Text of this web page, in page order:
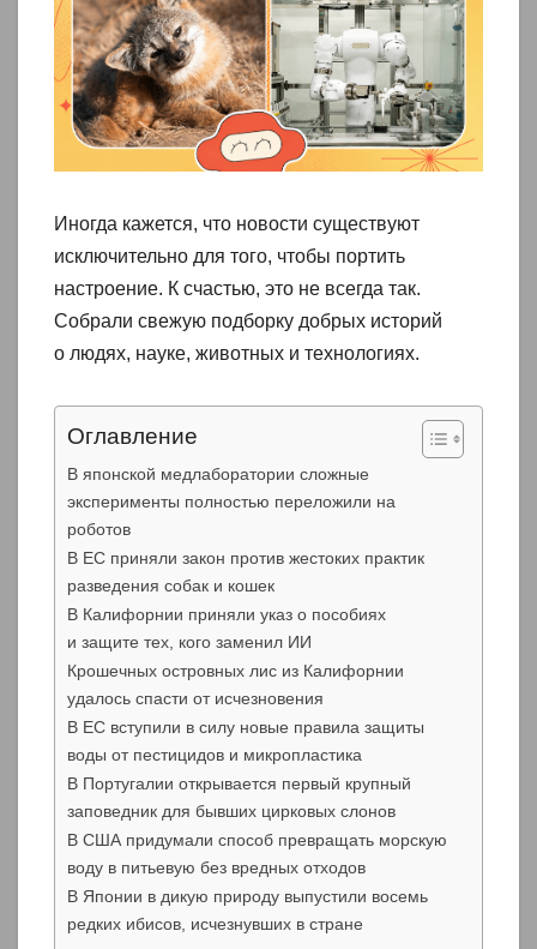
Иногда кажется, что новости существуют
исключительно для того, чтобы портить
настроение. К счастью, это не всегда так.
Собрали свежую подборку добрых историй
о людях, науке, животных и технологиях.
Оглавление
В японской медлаборатории сложные
эксперименты полностью переложили на
роботов
В ЕС приняли закон против жестоких практик
разведения собак и кошек
В Калифорнии приняли указ о пособиях
и защите тех, кого заменил ИИ
Крошечных островных лис из Калифорнии
удалось спасти от исчезновения
В ЕС вступили в силу новые правила защиты
воды от пестицидов и микропластика
В Португалии открывается первый крупный
заповедник для бывших цирковых слонов
В США придумали способ превращать морскую
воду в питьевую без вредных отходов
В Японии в дикую природу выпустили восемь
редких ибисов, исчезнувших в стране